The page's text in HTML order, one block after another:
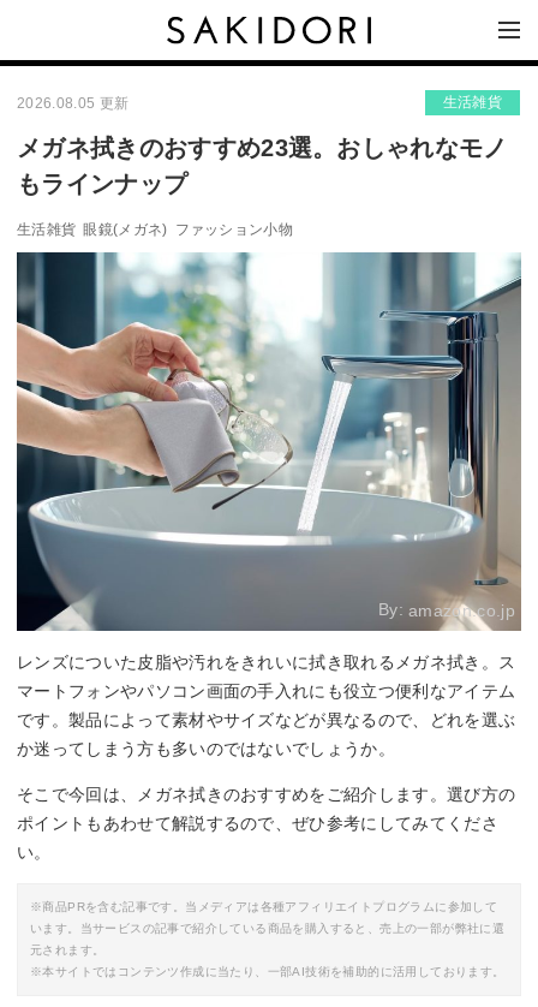
2026.08.05 更新 生活雑貨
メガネ拭きのおすすめ23選。おしゃれなモノ
もラインナップ
生活雑貨 眼鏡(メガネ) ファッション小物
By: amazon.co.jp
レンズについた皮脂や汚れをきれいに拭き取れるメガネ拭き。ス
マートフォンやパソコン画面の手入れにも役立つ便利なアイテム
です。製品によって素材やサイズなどが異なるので、どれを選ぶ
か迷ってしまう方も多いのではないでしょうか。
そこで今回は、メガネ拭きのおすすめをご紹介します。選び方の
ポイントもあわせて解説するので、ぜひ参考にしてみてくださ
い。
※商品PRを含む記事です。当メディアは各種アフィリエイトプログラムに参加して
います。当サービスの記事で紹介している商品を購入すると、売上の一部が弊社に還
元されます。
※本サイトではコンテンツ作成に当たり、一部AI技術を補助的に活用しております。